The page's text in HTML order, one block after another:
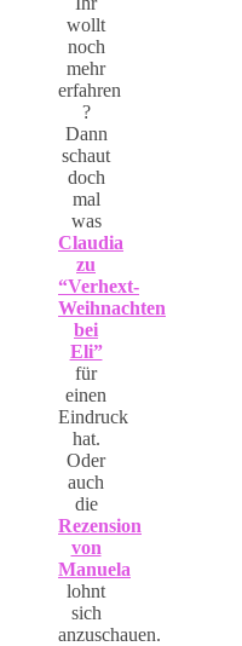
wollt
noch
mehr
erfahren
?
Dann
schaut
doch
mal
was
Claudia
zu
“Verhext-
Weihnachten
bei
Eli”
für
einen
Eindruck
hat.
Oder
auch
die
Rezension
von
Manuela
lohnt
sich
anzuschauen.